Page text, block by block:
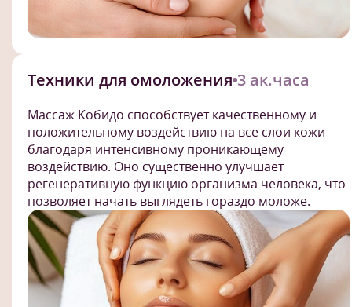
Техники для омоложения 3 ак.часа
Массаж Кобидо способствует качественному и
положительному воздействию на все слои кожи
благодаря интенсивному проникающему
воздействию. Оно существенно улучшает
регенеративную функцию организма человека, что
позволяет начать выглядеть гораздо моложе.